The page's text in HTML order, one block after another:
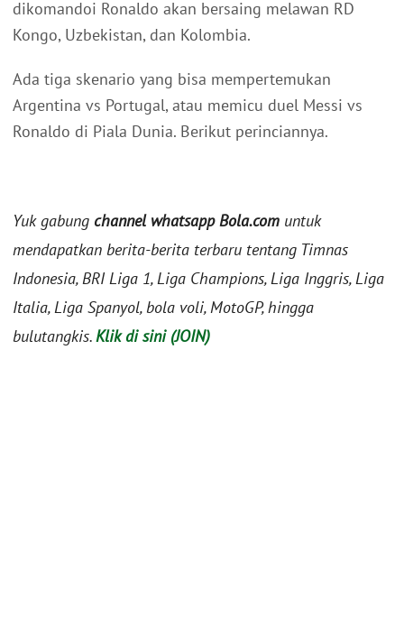
dikomandoi Ronaldo akan bersaing melawan RD
Kongo, Uzbekistan, dan Kolombia.
Ada tiga skenario yang bisa mempertemukan
Argentina vs Portugal, atau memicu duel Messi vs
Ronaldo di Piala Dunia. Berikut perinciannya.
Yuk gabung channel whatsapp Bola.com untuk
mendapatkan berita-berita terbaru tentang Timnas
Indonesia, BRI Liga 1, Liga Champions, Liga Inggris, Liga
Italia, Liga Spanyol, bola voli, MotoGP, hingga
bulutangkis.Klik di sini (JOIN)